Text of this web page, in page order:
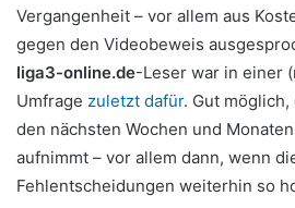
Vergangenheit – vor allem aus
gegen den Videobeweis
liga3-online.de-Leser war in einer
Umfrage zuletzt dafür. Gut
den nächsten Wochen und
aufnimmt – vor allem dann, wenn
Fehlentscheidungen weiterhin so